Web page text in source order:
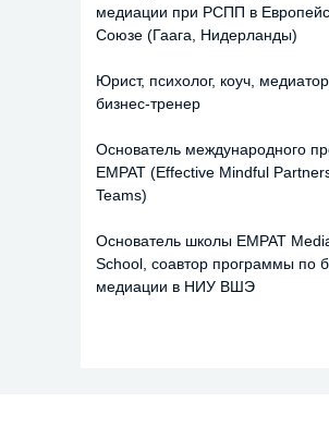
медиации при РСПП в
Союзе (Гаага, Нидерланды)
Юрист, психолог, коуч,
бизнес-тренер
Основатель международного
EMPAT (Effective Mindful
Teams)
Основатель школы EMPAT
School, соавтор программы по
медиации в НИУ ВШЭ